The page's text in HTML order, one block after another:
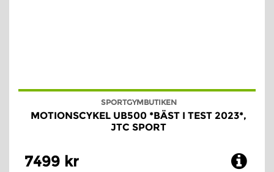
SPORTGYMBUTIKEN
MOTIONSCYKEL UB500 *BÄST I TEST 2023*,
JTC SPORT
7499 kr